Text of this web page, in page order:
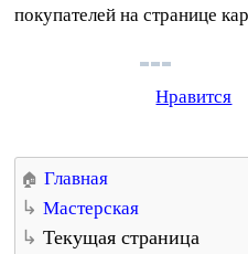
покупателей на странице
Нравится
Главная
Мастерская
Текущая страница